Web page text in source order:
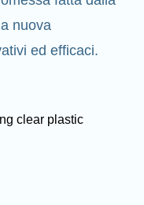
nuova
ed efficaci.